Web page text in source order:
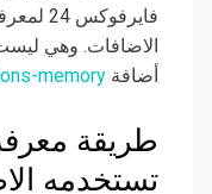
الاضافات. وهي
أضافة memory
طريقة
تستخدمه